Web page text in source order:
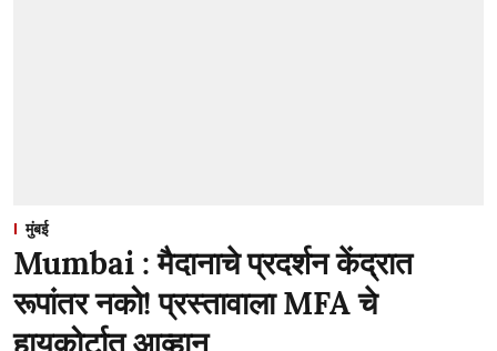
मुंबई
Mumbai : मैदानाचे प्रदर्शन केंद्रात
रूपांतर नको! प्रस्तावाला MFA चे